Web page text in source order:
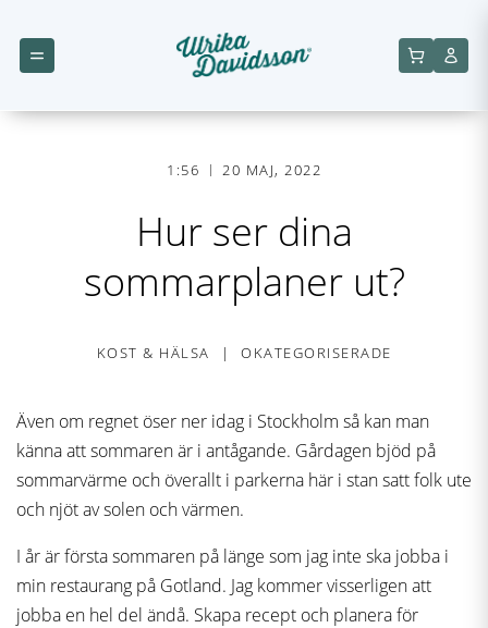
1:56 20 MAJ, 2022
Hur ser dina
sommarplaner ut?
KOST & HÄLSA OKATEGORISERADE
Även om regnet öser ner idag i Stockholm så kan man
känna att sommaren är i antågande. Gårdagen bjöd på
sommarvärme och överallt i parkerna här i stan satt folk ute
och njöt av solen och värmen.
I år är första sommaren på länge som jag inte ska jobba i
min restaurang på Gotland. Jag kommer visserligen att
jobba en hel del ändå. Skapa recept och planera för